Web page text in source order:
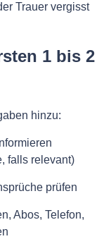
Trauer vergisst
1 bis 2
hinzu:
falls relevant)
prüfen
Abos, Telefon,